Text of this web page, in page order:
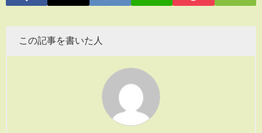
この記事を書いた人